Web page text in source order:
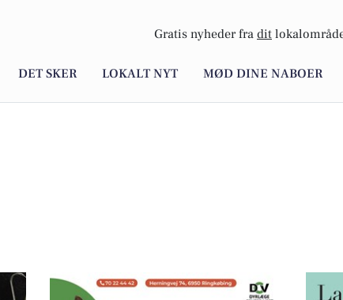
Gratis nyheder fra dit
DET SKER LOKALT NYT MØD DINE NABOER